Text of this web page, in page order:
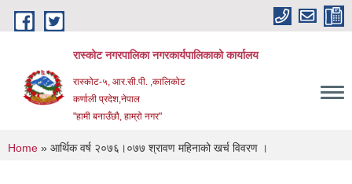
Skip to main content
रास्कोट नगरपालिका नगरकार्यपालिकाको कार्यालय
रास्कोट-५, आर.सी.पी. ,कालिकोट
कर्णाली प्रदेश,नेपाल
"हामी बनाउँछौ, हाम्रो नगर"
You are here
Home » आर्थिक वर्ष २०७६।०७७ श्रावण महिनाको खर्च विवरण ।